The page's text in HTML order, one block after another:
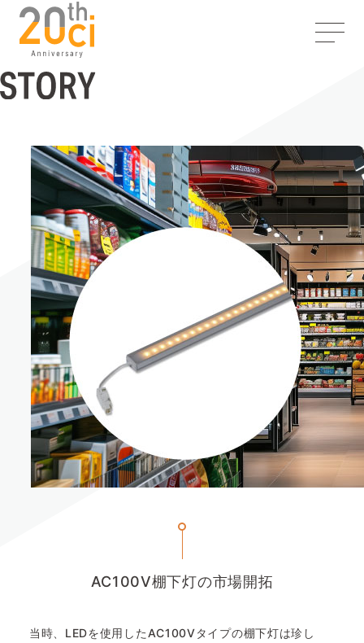
AC100V棚下灯の市場開拓
当時、LEDを使用したAC100Vタイプの棚下灯は珍し